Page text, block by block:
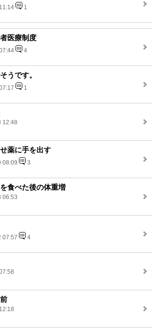
1
医療制度
4
うです。
1
12:48
薬に手を出す
08:09 3
食べた後の体重増
06:53
07:57 4